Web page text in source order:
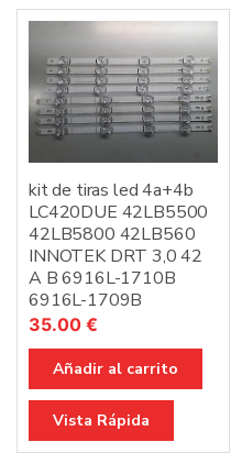
kit de tiras led 4a+4b
LC420DUE 42LB5500
42LB5800 42LB560
INNOTEK DRT 3,0 42
A B 6916L-1710B
6916L-1709B
35.00 €
Añadir al carrito
Vista Rápida